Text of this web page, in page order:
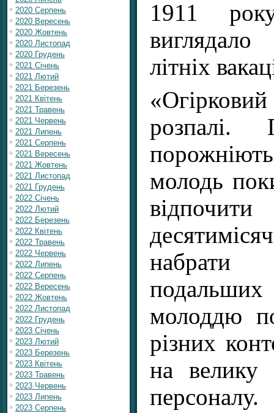
2020 Серпень
2020 Вересень
2020 Жовтень
2020 Листопад
2020 Грудень
2021 Січень
2021 Лютий
2021 Березень
2021 Квітень
2021 Травень
2021 Червень
2021 Липень
2021 Серпень
2021 Вересень
2021 Жовтень
2021 Листопад
2021 Грудень
2022 Січень
2022 Лютий
2022 Березень
2022 Квітень
2022 Травень
2022 Червень
2022 Липень
2022 Серпень
2022 Вересень
2022 Жовтень
2022 Листопад
2022 Грудень
2023 Січень
2023 Лютий
2023 Березень
2023 Квітень
2023 Травень
2023 Червень
2023 Липень
2023 Серпень
1911
літніх
молодь
набрати
молоддю
різних
на велику
персоналу.